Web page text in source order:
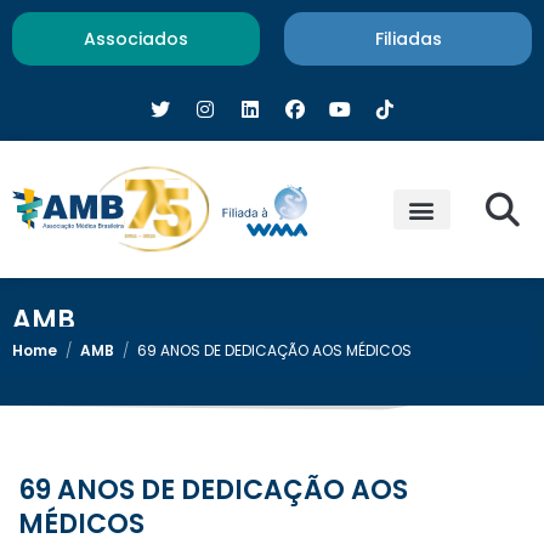
Associados Filiadas
AMB
Home / AMB / 69 ANOS DE DEDICAÇÃO AOS MÉDICOS
69 ANOS DE DEDICAÇÃO AOS
MÉDICOS